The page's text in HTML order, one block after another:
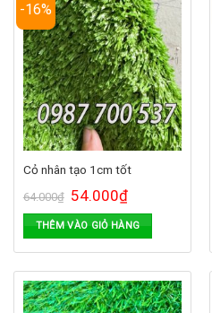
-16%
Cỏ nhân tạo 1cm tốt
64.000₫ 54.000₫
THÊM VÀO GIỎ HÀNG